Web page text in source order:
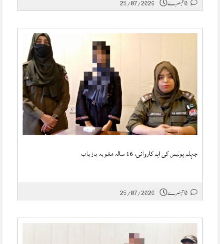
25/07/2026
جہلم پولیس کی اہم کاروائی، 16 سالہ مغویہ بازیاب
25/07/2026